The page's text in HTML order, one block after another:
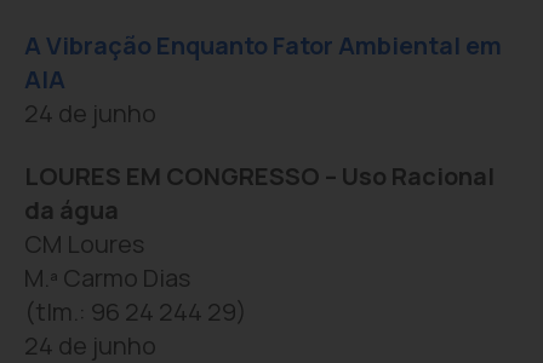
A Vibração Enquanto Fator Ambiental em
AIA
24 de junho
LOURES EM CONGRESSO – Uso Racional
da água
CM Loures
M.ª Carmo Dias
(tlm.: 96 24 244 29)
24 de junho